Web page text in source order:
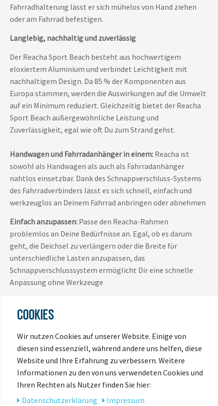
Fahrradhalterung lässt er sich mühelos von Hand ziehen
oder am Fahrrad befestigen.
Langlebig, nachhaltig und zuverlässig
Der Reacha Sport Beach besteht aus hochwertigem
eloxiertem Aluminium und verbindet Leichtigkeit mit
nachhaltigem Design. Da 85 % der Komponenten aus
Europa stammen, werden die Auswirkungen auf die Umwelt
auf ein Minimum reduziert. Gleichzeitig bietet der Reacha
Sport Beach außergewöhnliche Leistung und
Zuverlässigkeit, egal wie oft Du zum Strand gehst.
Handwagen und Fahrradanhänger in einem: Reacha ist
sowohl als Handwagen als auch als Fahrradanhänger
nahtlos einsetzbar. Dank des Schnappverschluss-Systems
des Fahrradverbinders lässt es sich schnell, einfach und
werkzeuglos an Deinem Fahrrad anbringen oder abnehmen
Einfach anzupassen: Passe den Reacha-Rahmen
problemlos an Deine Bedürfnisse an. Egal, ob es darum
geht, die Deichsel zu verlängern oder die Breite für
unterschiedliche Lasten anzupassen, das
Schnappverschlusssystem ermöglicht Dir eine schnelle
Anpassung ohne Werkzeuge
mit dem Bike-Connector in einen Fahrradanhänger. Das
den Übergang zwischen den Modi reibungslos und stressfrei
macht
Passt sich deinem Lebensstil an:
Passe Deine Reacha an
jedes Abenteuer an. Das modulare, verstellbare Design
COOKIES
Wir nutzen Cookies auf unserer Website. Einige von
diesen sind essenziell, während andere uns helfen, diese
Website und Ihre Erfahrung zu verbessern. Weitere
Informationen zu den von uns verwendeten Cookies und
Ihren Rechten als Nutzer finden Sie hier:
Daten­schutz­erklärung
Impressum